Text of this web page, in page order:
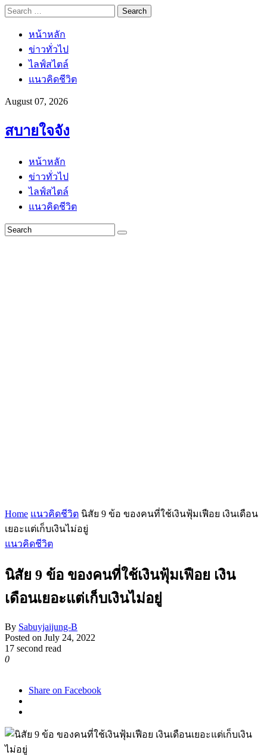
Search
for:
หน้าหลัก
ข่าวทั่วไป
ไลฟ์สไตล์
แนวคิดชีวิต
August 07, 2026
สบายใจจัง
หน้าหลัก
ข่าวทั่วไป
ไลฟ์สไตล์
แนวคิดชีวิต
Home แนวคิดชีวิต นิสัย 9 ข้อ ของคนที่ใช้เงินฟุ้มเฟือย เงินเดือน
เยอะแต่เก็บเงินไม่อยู่
แนวคิดชีวิต
นิสัย 9 ข้อ ของคนที่ใช้เงินฟุ้มเฟือย เงิน
เดือนเยอะแต่เก็บเงินไม่อยู่
By Sabuyjaijung-B
Posted on July 24, 2022
17 second read
0
Share on Facebook